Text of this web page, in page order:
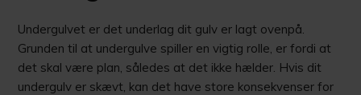
Undergulvet er det underlag dit gulv er lagt ovenpå.
Grunden til at undergulve spiller en vigtig rolle, er fordi at
det skal være plan, således at det ikke hælder. Hvis dit
undergulv er skævt, kan det have store konsekvenser for